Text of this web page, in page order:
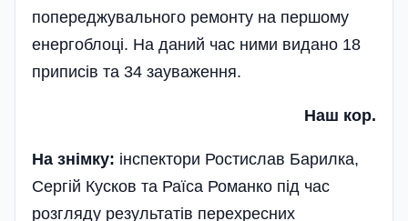
попере­джувального ремонту на першому
енергоблоці. На даний час ними ви­дано 18
приписів та 34 зауваження.
Наш кор.
На знімку: інспектори Ростислав Барилка,
Сергій Кусков та Раїса Романко під час
розгляду результатів перехресних